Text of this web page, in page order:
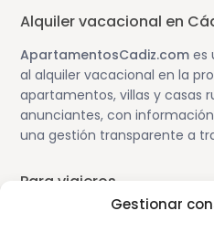
Gestionar
Alquiler vacacional en
ApartamentosCadiz.com es
al alquiler vacacional en la
apartamentos, villas y casas
anunciantes, con
una gestión transparente a
Para viajeros
Alojamiento en Cádiz